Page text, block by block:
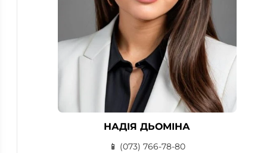
НАДІЯ ДЬОМІНА
📱 (073) 766-78-80